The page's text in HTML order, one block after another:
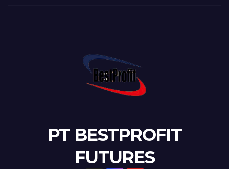
PT BESTPROFIT
FUTURES